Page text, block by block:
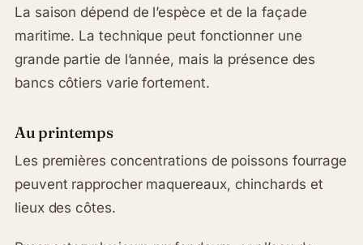
La saison dépend de l’espèce et de la façade
maritime. La technique peut fonctionner une
grande partie de l’année, mais la présence des
bancs côtiers varie fortement.
Au printemps
Les premières concentrations de poissons fourrage
peuvent rapprocher maquereaux, chinchards et
lieux des côtes.